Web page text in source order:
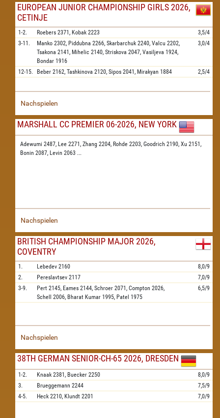
EUROPEAN JUNIOR CHAMPIONSHIP GIRLS 2026,
CETINJE
1-2. Roebers 2371, Kobak 2223
3,5/4
3-11.
Manko 2302, Piddubna 2266, Skarbarchuk 2240, Valcu 2202,
Tsakona 2141, Mihelic 2140, Striskova 2047, Vasiljeva 1924,
Bondar 1916
3,0/4
12-15. Beber 2162, Tashkinova 2120, Sipos 2041, Mirakyan 1884 2,5/4
Nachspielen
MARSHALL CC PREMIER 06-2026, NEW YORK
Adewumi 2487, Lee 2271, Zhang 2204, Rohde 2203, Goodrich 2190, Xu 2151,
Bonin 2087, Levin 2063 ...
Nachspielen
BRITISH CHAMPIONSHIP MAJOR 2026,
COVENTRY
1. Lebedev 2160
8,0/9
2.
Pereslavtsev 2117
7,0/9
3-9.
Pert 2145, Eames 2144, Schroer 2071, Compton 2026,
Schell
2006, Bharat Kumar 1995, Patel 1975
6,5/9
Nachspielen
38TH GERMAN SENIOR-CH-65 2026, DRESDEN
1-2. Knaak 2381, Buecker 2250
8,0/9
3.
Brueggemann 2244
7,5/9
4-5.
Heck 2210, Klundt 2201 7,0/9